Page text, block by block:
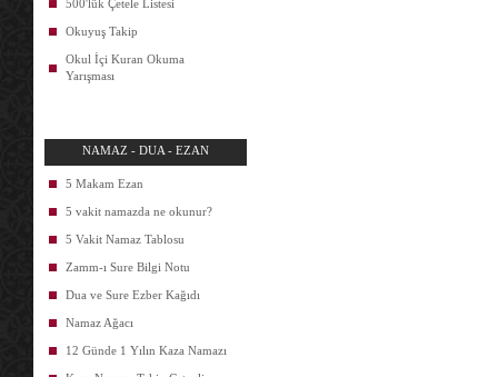
500'lük Çetele Listesi
Okuyuş Takip
Okul İçi Kuran Okuma
Yarışması
NAMAZ - DUA - EZAN
5 Makam Ezan
5 vakit namazda ne okunur?
5 Vakit Namaz Tablosu
Zamm-ı Sure Bilgi Notu
Dua ve Sure Ezber Kağıdı
Namaz Ağacı
12 Günde 1 Yılın Kaza Namazı